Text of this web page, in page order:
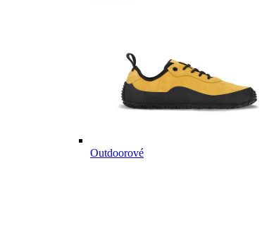
Outdoorové